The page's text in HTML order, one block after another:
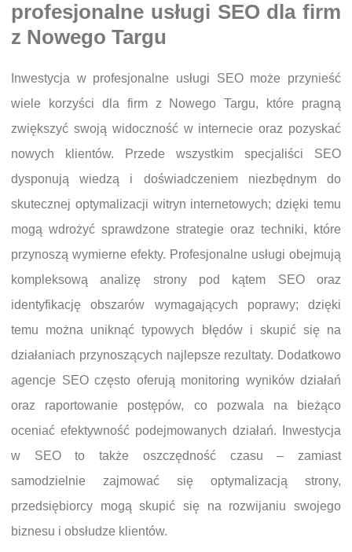
profesjonalne usługi SEO dla firm
z Nowego Targu
Inwestycja w profesjonalne usługi SEO może przynieść
wiele korzyści dla firm z Nowego Targu, które pragną
zwiększyć swoją widoczność w internecie oraz pozyskać
nowych klientów. Przede wszystkim specjaliści SEO
dysponują wiedzą i doświadczeniem niezbędnym do
skutecznej optymalizacji witryn internetowych; dzięki temu
mogą wdrożyć sprawdzone strategie oraz techniki, które
przynoszą wymierne efekty. Profesjonalne usługi obejmują
kompleksową analizę strony pod kątem SEO oraz
identyfikację obszarów wymagających poprawy; dzięki
temu można uniknąć typowych błędów i skupić się na
działaniach przynoszących najlepsze rezultaty. Dodatkowo
agencje SEO często oferują monitoring wyników działań
oraz raportowanie postępów, co pozwala na bieżąco
oceniać efektywność podejmowanych działań. Inwestycja
w SEO to także oszczędność czasu – zamiast
samodzielnie zajmować się optymalizacją strony,
przedsiębiorcy mogą skupić się na rozwijaniu swojego
biznesu i obsłudze klientów.